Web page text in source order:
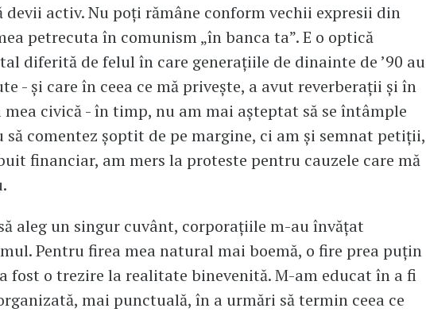
devii activ. Nu poți rămâne conform vechii expresii din
petrecuta în comunism „în banca ta”. E o optică
diferită de felul în care generațiile de dinainte de ’90 au
- și care în ceea ce mă privește, a avut reverberații și în
civică - în timp, nu am mai așteptat să se întâmple
să comentez șoptit de pe margine, ci am și semnat petiții,
financiar, am mers la proteste pentru cauzele care mă
aleg un singur cuvânt, corporațiile m-au învățat
Pentru firea mea natural mai boemă, o fire prea puțin
fost o trezire la realitate binevenită. M-am educat în a fi
mai punctuală, în a urmări să termin ceea ce